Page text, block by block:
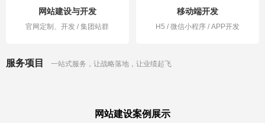
网站建设与开发
官网定制、开发 / 集团站群
移动端开发
H5 / 微信小程序 / APP开发
服务项目 一站式服务，让战略落地，让业绩起飞
网站建设案例展示